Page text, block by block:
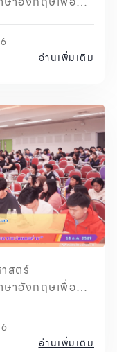
อ่านเพิ่มเติม
สตร์
ษาอังกฤษเพื่อ
าทักษะการ
อ่านเพิ่มเติม